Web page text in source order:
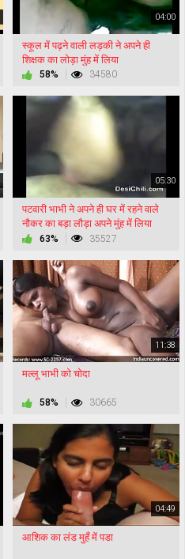
04:00
स्कूल में पढ़ने वाली लड़की ने अपने ही
शिक्षक का लोड़ा मुंह में लिया
58% 34580
05:30
पटवारी भाभी ने अपने ही घर में रहने वाले
नौकर का बड़ा लौड़ा अपने मुंह में लिया
63% 35527
11:38
मल्लू भाभी को चोदा
58% 30665
04:49
आशिक का लंड मुहँ में पडा